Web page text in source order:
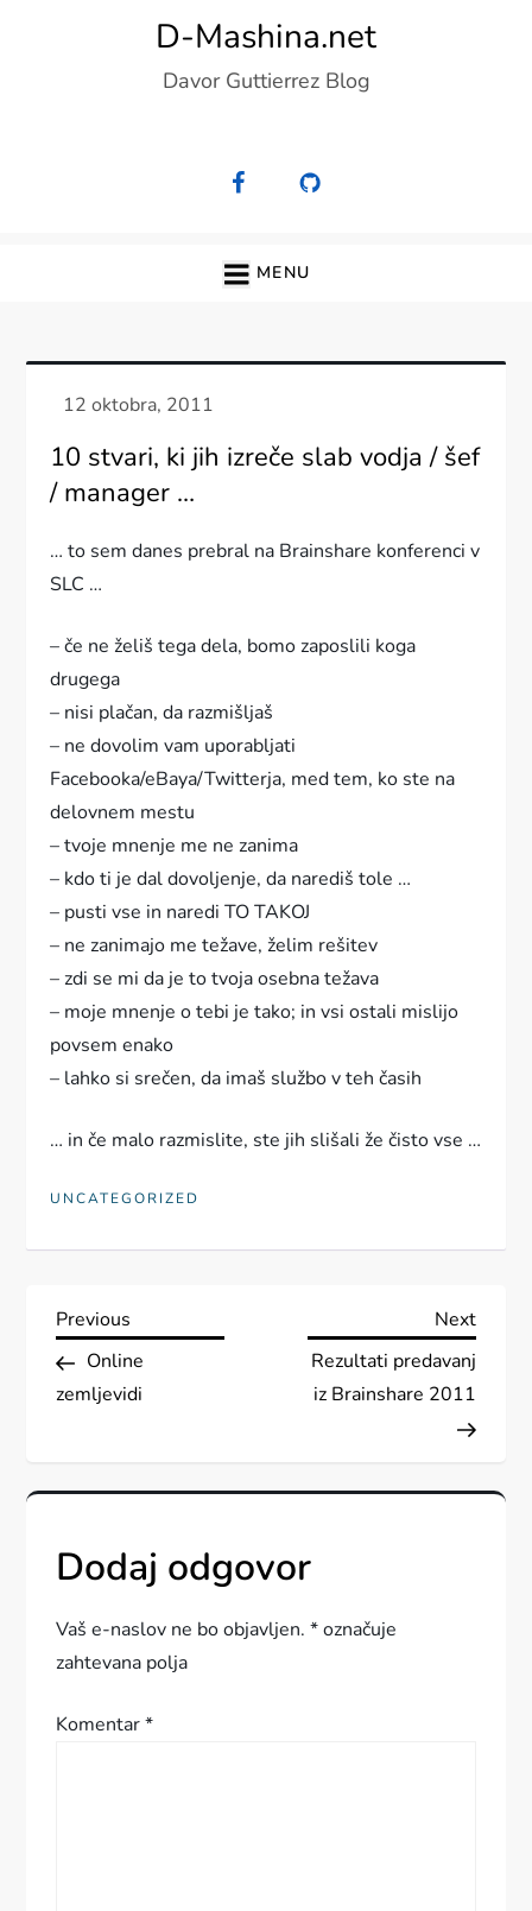
D-Mashina.net
Davor Guttierrez Blog
MENU
10 stvari, ki jih izreče slab vodja / šef
/ manager …
… to sem danes prebral na Brainshare konferenci v
SLC …
– če ne želiš tega dela, bomo zaposlili koga
drugega
– nisi plačan, da razmišljaš
– ne dovolim vam uporabljati
Facebooka/eBaya/Twitterja, med tem, ko ste na
delovnem mestu
– tvoje mnenje me ne zanima
– kdo ti je dal dovoljenje, da narediš tole …
– pusti vse in naredi TO TAKOJ
– ne zanimajo me težave, želim rešitev
– zdi se mi da je to tvoja osebna težava
– moje mnenje o tebi je tako; in vsi ostali mislijo
povsem enako
– lahko si srečen, da imaš službo v teh časih
… in če malo razmislite, ste jih slišali že čisto vse …
UNCATEGORIZED
N
a
i
g
a
c
i
Previous
Post
Previous
Online
zemljevidi
Next
Post
Next
Rezultati predavanj
iz Brainshare 2011
Dodaj odgovor
Vaš e-naslov ne bo objavljen. *označuje
zahtevana polja
Komentar*